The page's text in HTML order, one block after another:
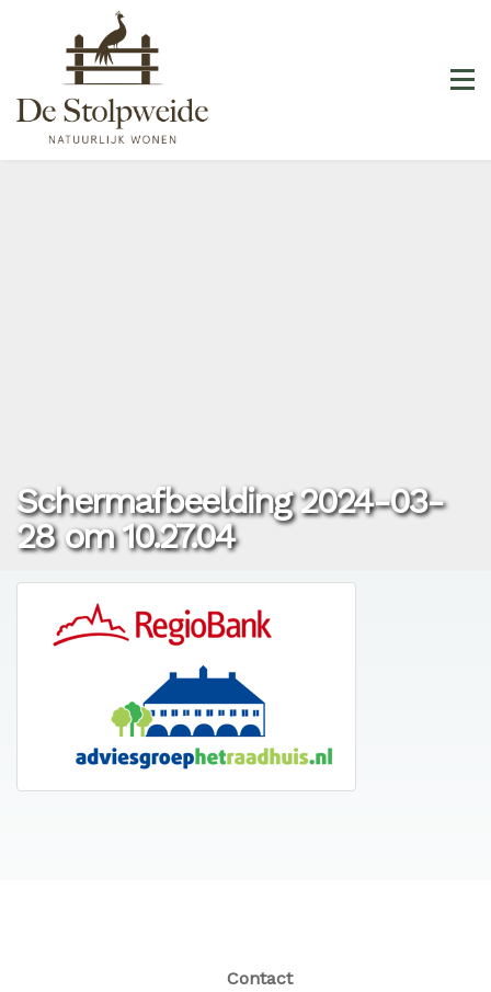
Scherm­afbeelding 2024-03-
28 om 10.27.04
Contact